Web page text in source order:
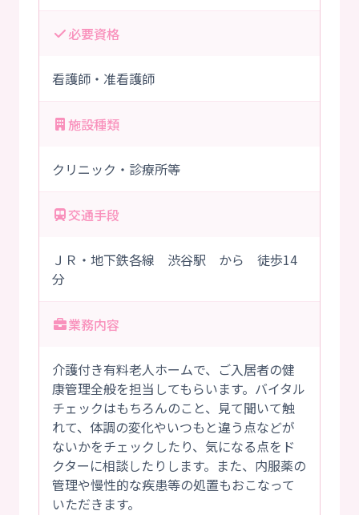
必要資格
看護師・准看護師
施設種類
クリニック・診療所等
交通手段
ＪＲ・地下鉄各線 渋谷駅 から 徒歩14
分
業務内容
介護付き有料老人ホームで、ご入居者の健
康管理全般を担当してもらいます。バイタル
チェックはもちろんのこと、見て聞いて触
れて、体調の変化やいつもと違う点などが
ないかをチェックしたり、気になる点をド
クターに相談したりします。また、内服薬の
管理や慢性的な疾患等の処置もおこなって
いただきます。